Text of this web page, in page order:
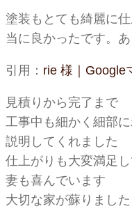
塗装もとても綺麗に
当に良かったです。
引用： rie 様｜Google
見積りから完了まで
工事中も細かく細部に
説明してくれました
仕上がりも大変満足
妻も喜んでいます
大切な家が蘇りました